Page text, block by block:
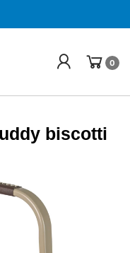
0
biscotti